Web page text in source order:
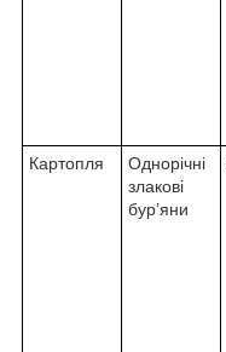
Картопля
Однорічні
злакові
бур’яни